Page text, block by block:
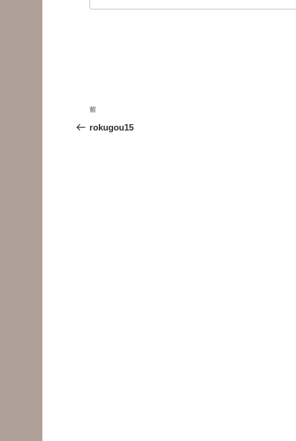
投
稿
前
の
前
rokugou15